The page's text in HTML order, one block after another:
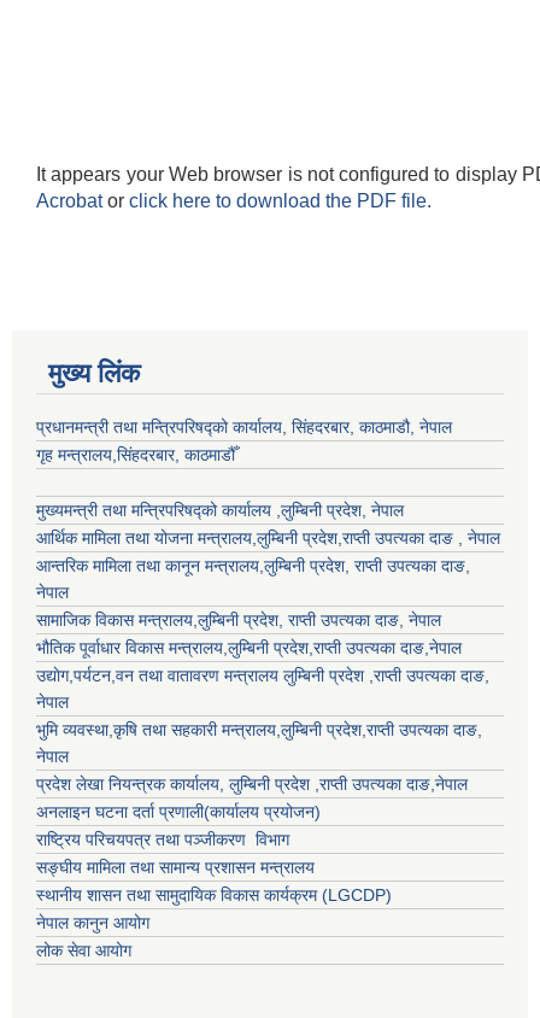
It appears your Web browser is not configured to display
Acrobator click here to download the PDF file.
मुख्य लिंक
प्रधानमन्त्री तथा मन्त्रिपरिषद्को कार्यालय, सिंहदरबार, काठमाडौ, नेपाल
गृह मन्त्रालय,सिंहदरबार, काठमाडौँ
मुख्यमन्त्री तथा मन्त्रिपरिषद्को कार्यालय ,लुम्बिनी प्रदेश, नेपाल
आर्थिक मामिला तथा योजना मन्त्रालय,लुम्बिनी प्रदेश,राप्ती उपत्यका दाङ , नेपाल
आन्तरिक मामिला तथा कानून मन्त्रालय,लुम्बिनी प्रदेश, राप्ती उपत्यका दाङ,
नेपाल
सामाजिक विकास मन्त्रालय,लुम्बिनी प्रदेश, राप्ती उपत्यका दाङ, नेपाल
भौतिक पूर्वाधार विकास मन्त्रालय,लुम्बिनी प्रदेश,राप्ती उपत्यका दाङ,नेपाल
उद्याेग,पर्यटन,वन तथा वातावरण मन्त्रालय लुम्बिनी प्रदेश ,राप्ती उपत्यका दाङ,
नेपाल
भुमि व्यवस्था,कृषि तथा सहकारी मन्त्रालय,लुम्बिनी प्रदेश,राप्ती उपत्यका दाङ,
नेपाल
प्रदेश लेखा नियन्त्रक कार्यालय, लुम्बिनी प्रदेश ,राप्ती उपत्यका दाङ,नेपाल
अनलाइन घटना दर्ता प्रणाली(कार्यालय प्रयोजन)
राष्ट्रिय परिचयपत्र तथा पञ्जीकरण विभाग
सङ्घीय मामिला तथा सामान्य प्रशासन मन्त्रालय
स्थानीय शासन तथा सामुदायिक विकास कार्यक्रम (LGCDP)
नेपाल कानुन आयोग
लोक सेवा आयोग